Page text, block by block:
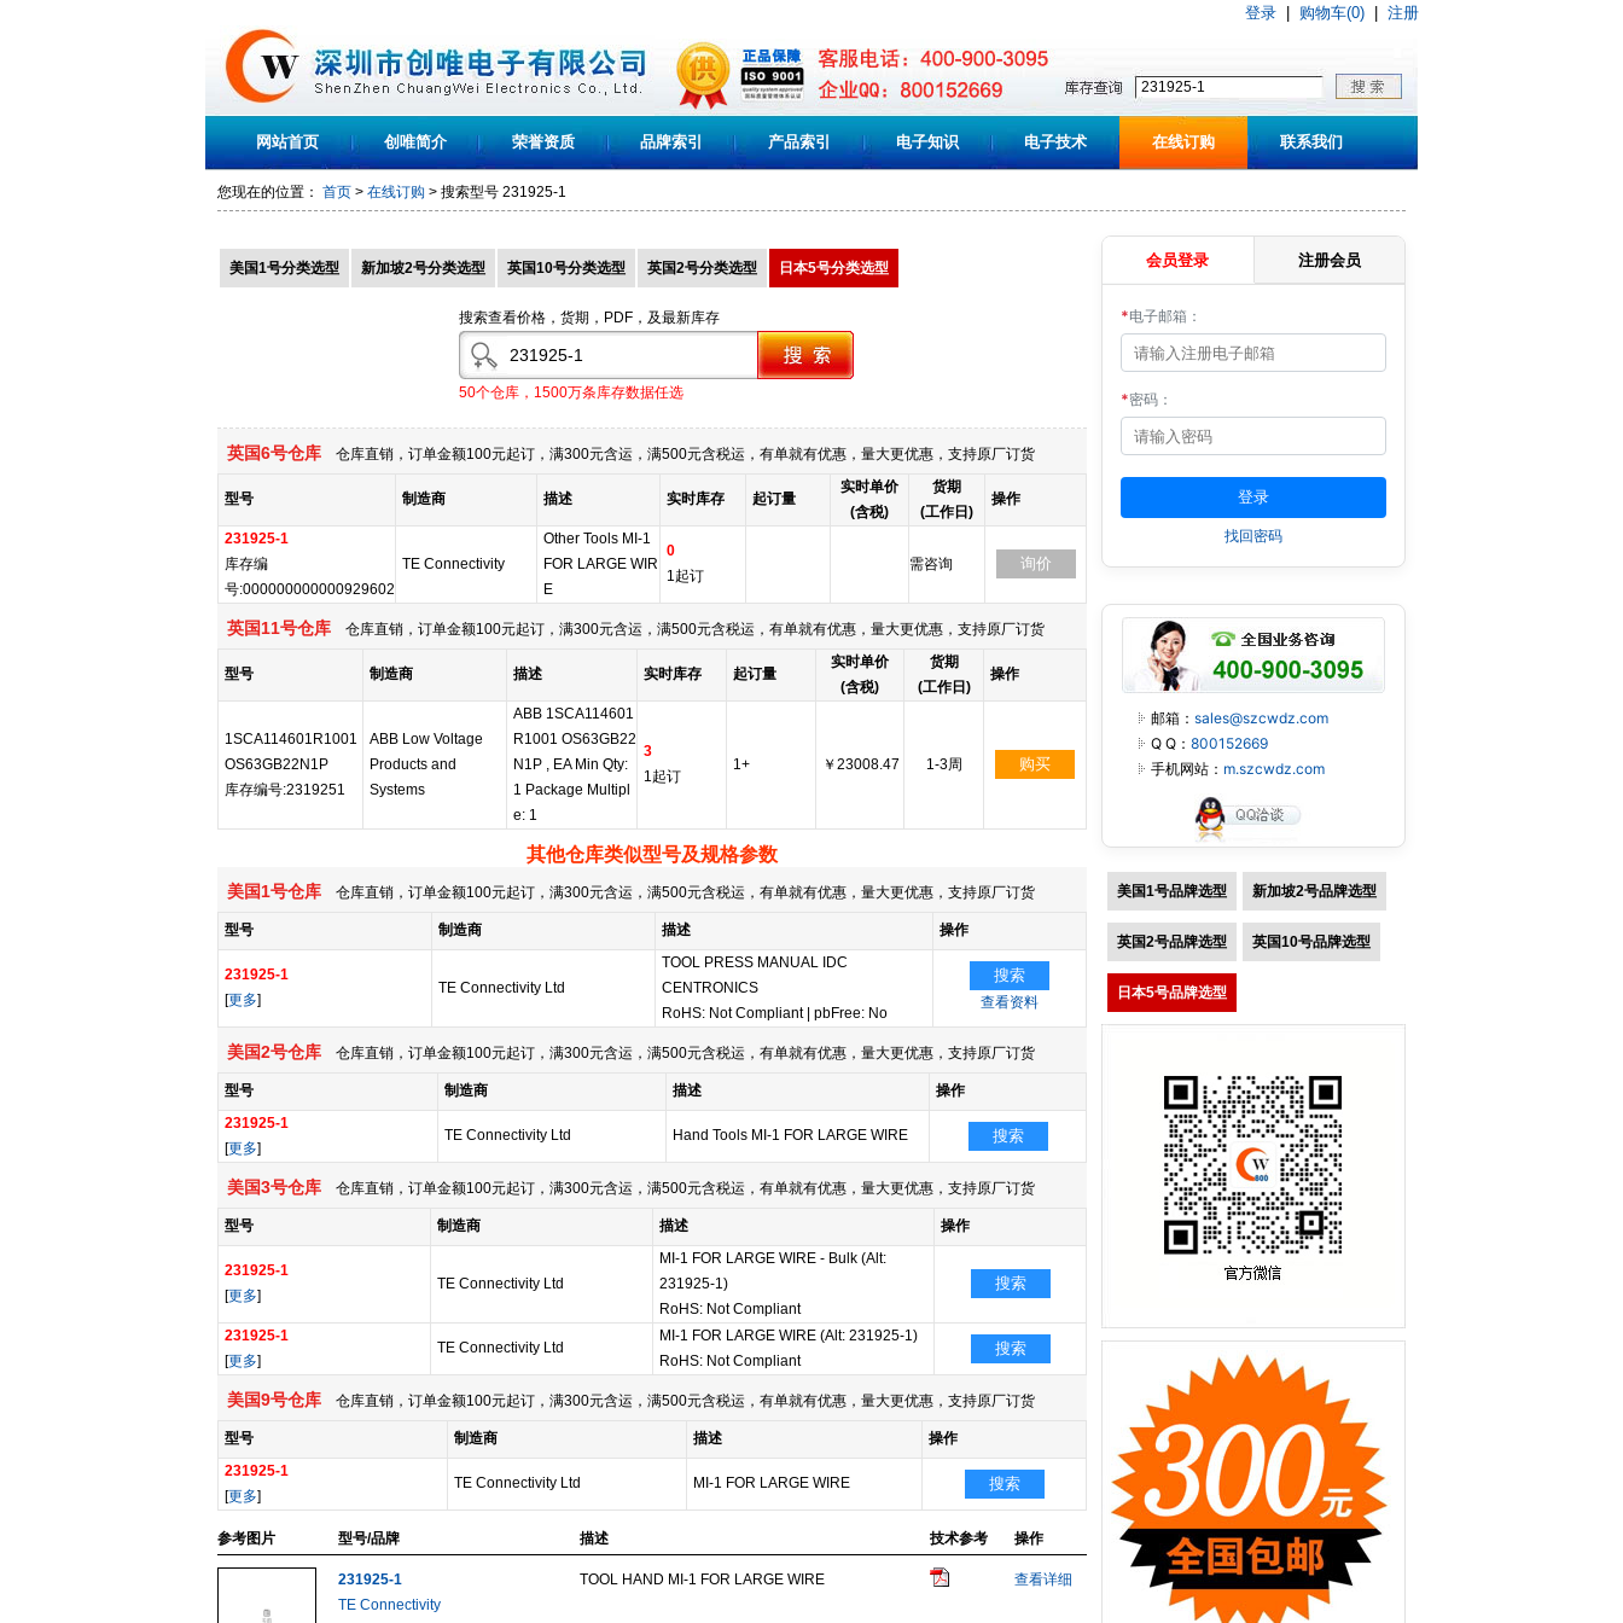
登录 购物车(0) 注册
网站首页 创唯简介 荣誉资质 品牌索引 产品索引 电子知识 电子技术 在线订购 联系我们
您现在的位置： 首页 > 在线订购 > 搜索型号 231925-1
美国1号分类选型 新加坡2号分类选型 英国10号分类选型 英国2号分类选型 日本5号分类选型
搜索查看价格，货期，PDF，及最新库存
50个仓库，1500万条库存数据任选
英国6号仓库 仓库直销，订单金额100元起订，满300元含运，满500元含税运，有单就有优惠，量大更优惠，支持原厂订货
型号 制造商 描述 实时库存 起订量
实时单价
(含税)
货期
(工作日)
操作
231925-1
库存编
号:000000000000929602
TE Connectivity
Other Tools MI-1
FOR LARGE WIR
E
0
1起订
需咨询 询价
英国11号仓库 仓库直销，订单金额100元起订，满300元含运，满500元含税运，有单就有优惠，量大更优惠，支持原厂订货
型号 制造商 描述 实时库存 起订量
实时单价
(含税)
货期
(工作日)
操作
1SCA114601R1001
OS63GB22N1P
库存编号:2319251
ABB Low Voltage
Products and
Systems
ABB 1SCA114601
R1001 OS63GB22
N1P , EA Min Qty:
1 Package Multipl
e: 1
3
1起订
1+ ￥23008.47 1-3周 购买
其他仓库类似型号及规格参数
美国1号仓库 仓库直销，订单金额100元起订，满300元含运，满500元含税运，有单就有优惠，量大更优惠，支持原厂订货
型号 制造商 描述 操作
231925-1
[更多]
TE Connectivity Ltd
TOOL PRESS MANUAL IDC
CENTRONICS
RoHS: Not Compliant pbFree: No
搜索
查看资料
美国2号仓库 仓库直销，订单金额100元起订，满300元含运，满500元含税运，有单就有优惠，量大更优惠，支持原厂订货
型号 制造商 描述
操作
231925-1
[更多]
TE Connectivity Ltd Hand Tools MI-1 FOR LARGE WIRE 搜索
美国3号仓库 仓库直销，订单金额100元起订，满300元含运，满500元含税运，有单就有优惠，量大更优惠，支持原厂订货
型号 制造商 描述 操作
231925-1
[更多]
TE Connectivity Ltd
MI-1 FOR LARGE WIRE - Bulk (Alt:
231925-1)
RoHS: Not Compliant
搜索
231925-1
[更多]
TE Connectivity Ltd
MI-1 FOR LARGE WIRE (Alt: 231925-1)
RoHS: Not Compliant
搜索
美国9号仓库 仓库直销，订单金额100元起订，满300元含运，满500元含税运，有单就有优惠，量大更优惠，支持原厂订货
型号 制造商 描述
操作
231925-1
[更多]
TE Connectivity Ltd MI-1 FOR LARGE WIRE 搜索
参考图片 型号/品牌 描述 技术参考 操作
231925-1
TE Connectivity
TOOL HAND MI-1 FOR LARGE WIRE 查看详细
会员登录 注册会员
*电子邮箱：
*密码：
找回密码
邮箱： sales@szcwdz.com
Q Q： 800152669
手机网站： m.szcwdz.com
美国1号品牌选型 新加坡2号品牌选型
英国2号品牌选型 英国10号品牌选型
日本5号品牌选型